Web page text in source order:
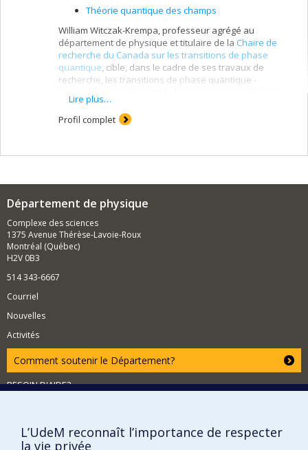
Théorie quantique des champs
William Witczak-Krempa, professeur agrégé au
département de physique et titulaire de la Chaire de
recherche du Canada sur les transitions de phase
quantique , cible, dans le cadre de ses travaux de
recherche, les transitions de phase quantique -
magnétique au matériau - en modifiant certains
éléments, tel que la composition chimique de ceux-ci.
des paires, un peu comme des danseurs, qui se
déplacent sans résistance.
Les transitions mènent à des modèles « dansants »
complexes où les électrons accrochent des partenaires
éloignés, ce qui soulève des questions comme : «
nous les exploiter pour améliorer la modélisation
disciplines, par exemple l’information quantique et la
théorie des cordes.
Tout comme les connaissances au sujet des transitions
de phase ordinaires, comme la glace qui fond, sont
elles aussi cruciales. Les résultats obtenus par
M. Witczak-Krempa jetteront un nouvel éclairage sur des
Lire plus…
Profil complet
Département de physique
Complexe des sciences
1375 Avenue Thérèse-Lavoie-Roux
Montréal (Québec)
H2V 0B3
514 343-6667
Courriel
Nouvelles
Activités
Comment soutenir le Département?
BESOIN D'AIDE?
Accessibilité
L’UdeM reconnaît l’importance de respecter
la vie privée